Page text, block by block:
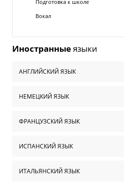
Подготовка к школе
Вокал
Иностранныеязыки
АНГЛИЙСКИЙ ЯЗЫК
НЕМЕЦКИЙ ЯЗЫК
ФРАНЦУЗСКИЙ ЯЗЫК
ИСПАНСКИЙ ЯЗЫК
ИТАЛЬЯНСКИЙ ЯЗЫК